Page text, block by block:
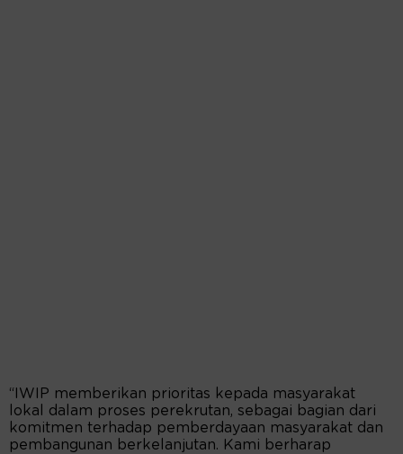
“IWIP memberikan prioritas kepada masyarakat
lokal dalam proses perekrutan, sebagai bagian dari
komitmen terhadap pemberdayaan masyarakat dan
pembangunan berkelanjutan. Kami berharap